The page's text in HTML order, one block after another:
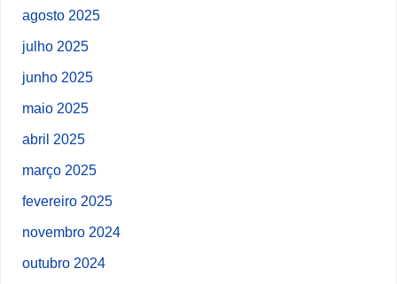
agosto 2025
julho 2025
junho 2025
maio 2025
abril 2025
março 2025
fevereiro 2025
novembro 2024
outubro 2024